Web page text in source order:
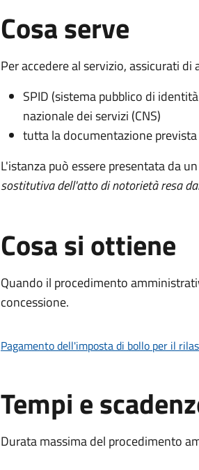
Cosa serve
Per accedere al servizio, assicurati di
SPID (sistema pubblico di
nazionale dei servizi (CNS)
tutta la documentazione
L'istanza può essere presentata da
sostitutiva dell'atto di notorietà resa
Cosa si ottiene
Quando il procedimento
concessione.
Pagamento dell'imposta di bollo per il
Tempi e
Durata massima del procedimento